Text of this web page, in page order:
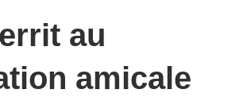
au
amicale